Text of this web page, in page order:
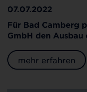
07.07.2022
Für Bad Camberg
GmbH den Ausbau
mehr erfahren